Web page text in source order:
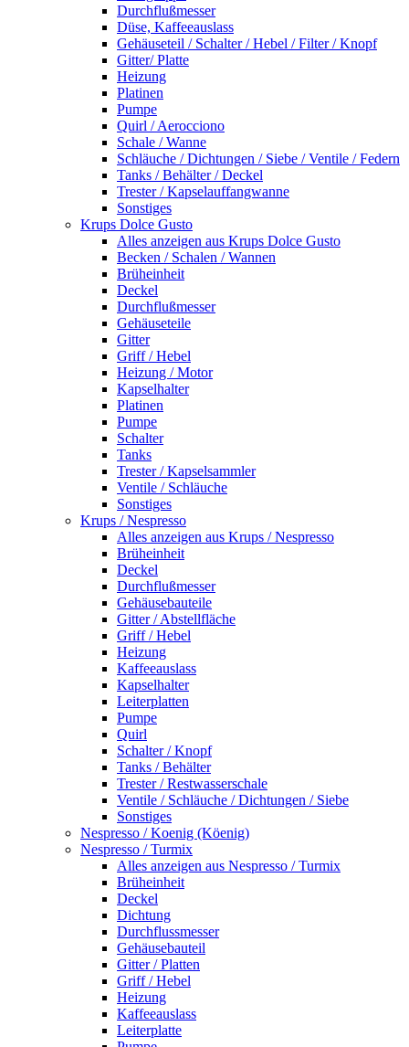
Durchflußmesser
Düse, Kaffeeauslass
Gehäuseteil / Schalter / Hebel / Filter / Knopf
Gitter/ Platte
Heizung
Platinen
Pumpe
Quirl / Aerocciono
Schale / Wanne
Schläuche / Dichtungen / Siebe / Ventile / Federn
Tanks / Behälter / Deckel
Trester / Kapselauffangwanne
Sonstiges
Krups Dolce Gusto
Alles anzeigen aus Krups Dolce Gusto
Becken / Schalen / Wannen
Brüheinheit
Deckel
Durchflußmesser
Gehäuseteile
Gitter
Griff / Hebel
Heizung / Motor
Kapselhalter
Platinen
Pumpe
Schalter
Tanks
Trester / Kapselsammler
Ventile / Schläuche
Sonstiges
Krups / Nespresso
Alles anzeigen aus Krups / Nespresso
Brüheinheit
Deckel
Durchflußmesser
Gehäusebauteile
Gitter / Abstellfläche
Griff / Hebel
Heizung
Kaffeeauslass
Kapselhalter
Leiterplatten
Pumpe
Quirl
Schalter / Knopf
Tanks / Behälter
Trester / Restwasserschale
Ventile / Schläuche / Dichtungen / Siebe
Sonstiges
Nespresso / Koenig (Köenig)
Nespresso / Turmix
Alles anzeigen aus Nespresso / Turmix
Brüheinheit
Deckel
Dichtung
Durchflussmesser
Gehäusebauteil
Gitter / Platten
Griff / Hebel
Heizung
Kaffeeauslass
Leiterplatte